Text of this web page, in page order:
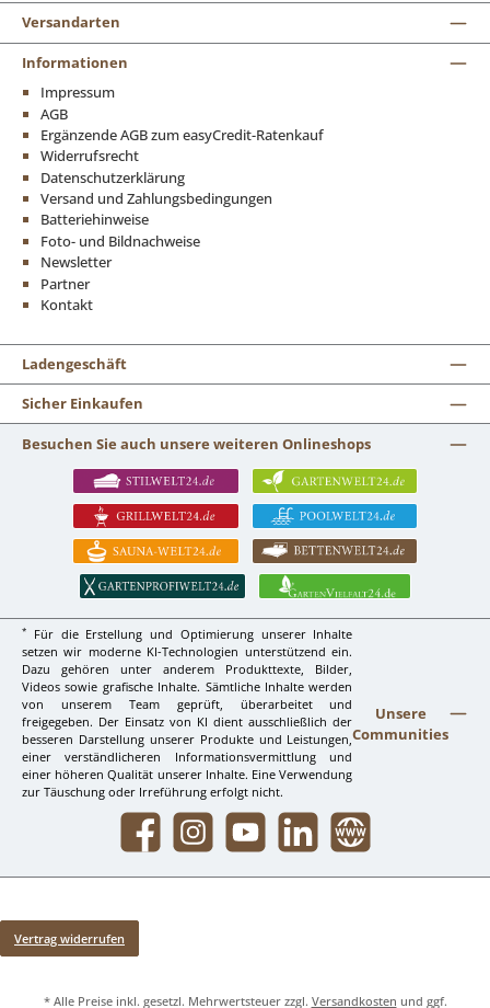
Versandarten
Informationen
Impressum
AGB
Ergänzende AGB zum easyCredit-Ratenkauf
Widerrufsrecht
Datenschutzerklärung
Versand und Zahlungsbedingungen
Batteriehinweise
Foto- und Bildnachweise
Newsletter
Partner
Kontakt
Ladengeschäft
Sicher Einkaufen
Besuchen Sie auch unsere weiteren Onlineshops
*
Für die Erstellung und Optimierung unserer Inhalte
setzen wir moderne KI-Technologien unterstützend ein.
Dazu gehören unter anderem Produkttexte, Bilder,
Videos sowie grafische Inhalte. Sämtliche Inhalte werden
von unserem Team geprüft, überarbeitet und
freigegeben. Der Einsatz von KI dient ausschließlich der
besseren Darstellung unserer Produkte und Leistungen,
einer verständlicheren Informationsvermittlung und
einer höheren Qualität unserer Inhalte. Eine Verwendung
zur Täuschung oder Irreführung erfolgt nicht.
Unsere
Communities
Facebook InstagramYouTube LinkedIn Website
Vertrag widerrufen
* Alle Preise inkl. gesetzl. Mehrwertsteuer zzgl. Versandkosten und ggf.